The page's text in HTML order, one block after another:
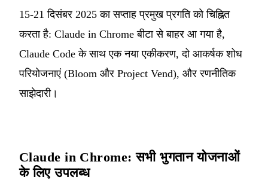
15-21 दिसंबर 2025 का सप्ताह प्रमुख प्रगति को चिह्नित
करता है: Claude in Chrome बीटा से बाहर आ गया है,
Claude Code के साथ एक नया एकीकरण, दो आकर्षक शोध
परियोजनाएं (Bloom और Project Vend), और रणनीतिक
साझेदारी।
Claude in Chrome: सभी भुगतान योजनाओं
के लिए उपलब्ध